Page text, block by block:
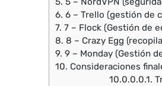
6. 6 – Trello (gestión de
7. 7 – Flock (Gestión de
8. 8 – Crazy Egg
9. 9 – Monday (Gestión
10. Consideraciones
10.0.0.0.1.